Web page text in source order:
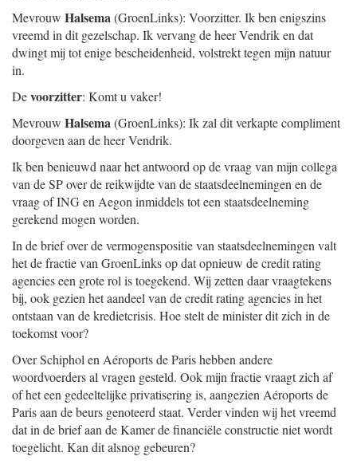
Mevrouw Halsema(GroenLinks): Voorzitter. Ik ben enigszins
vreemd in dit gezelschap. Ik vervang de heer Vendrik en dat
dwingt mij tot enige bescheidenheid, volstrekt tegen mijn natuur
in.
Devoorzitter: Komt u vaker!
Mevrouw Halsema(GroenLinks): Ik zal dit verkapte compliment
doorgeven aan de heer Vendrik.
Ik ben benieuwd naar het antwoord op de vraag van mijn collega
van de SP over de reikwijdte van de staatsdeelnemingen en de
vraag of ING en Aegon inmiddels tot een staatsdeelneming
gerekend mogen worden.
In de brief over de vermogenspositie van staatsdeelnemingen valt
het de fractie van GroenLinks op dat opnieuw de credit rating
agencies een grote rol is toegekend. Wij zetten daar vraagtekens
bij, ook gezien het aandeel van de credit rating agencies in het
ontstaan van de kredietcrisis. Hoe stelt de minister dit zich in de
toekomst voor?
Over Schiphol en Aéroports de Paris hebben andere
woordvoerders al vragen gesteld. Ook mijn fractie vraagt zich af
of het een gedeeltelijke privatisering is, aangezien Aéroports de
Paris aan de beurs genoteerd staat. Verder vinden wij het vreemd
dat in de brief aan de Kamer de financiële constructie niet wordt
toegelicht. Kan dit alsnog gebeuren?